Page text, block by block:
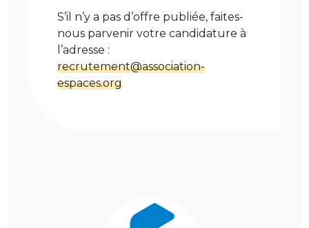
S’il n’y a pas d’offre publiée, faites-
nous parvenir votre candidature à
l’adresse :
recrutement@association-
espaces.org